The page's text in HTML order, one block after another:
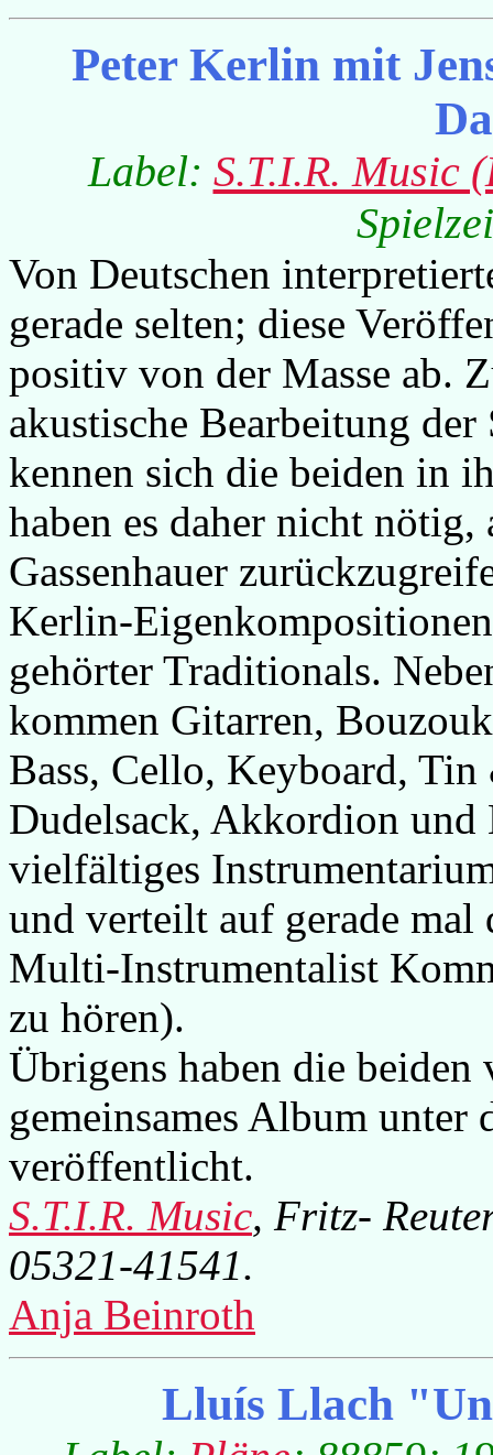
Peter Kerlin mit
Label: S.T.I.R. Music
Von Deutschen
gerade selten; diese
positiv von der Masse ab.
akustische Bearbeitung
kennen sich die beiden in
haben es daher nicht
Gassenhauer
Kerlin-
gehörter Traditionals.
kommen Gitarren,
Bass, Cello, Keyboard,
Dudelsack, Akkordion und
vielfältiges
und verteilt auf gerade
Multi-Instrumentalist
zu hören).
Übrigens haben die
gemeinsames Album
veröffentlicht.
S.T.I.R. Music, Fritz-
05321-41541.
Anja Beinroth
Lluís Llach